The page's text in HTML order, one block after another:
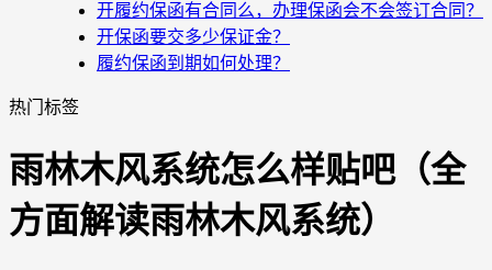
开履约保函有合同么，办理保函会不会签订合同？
开保函要交多少保证金？
履约保函到期如何处理？
热门标签
雨林木风系统怎么样贴吧（全
方面解读雨林木风系统）